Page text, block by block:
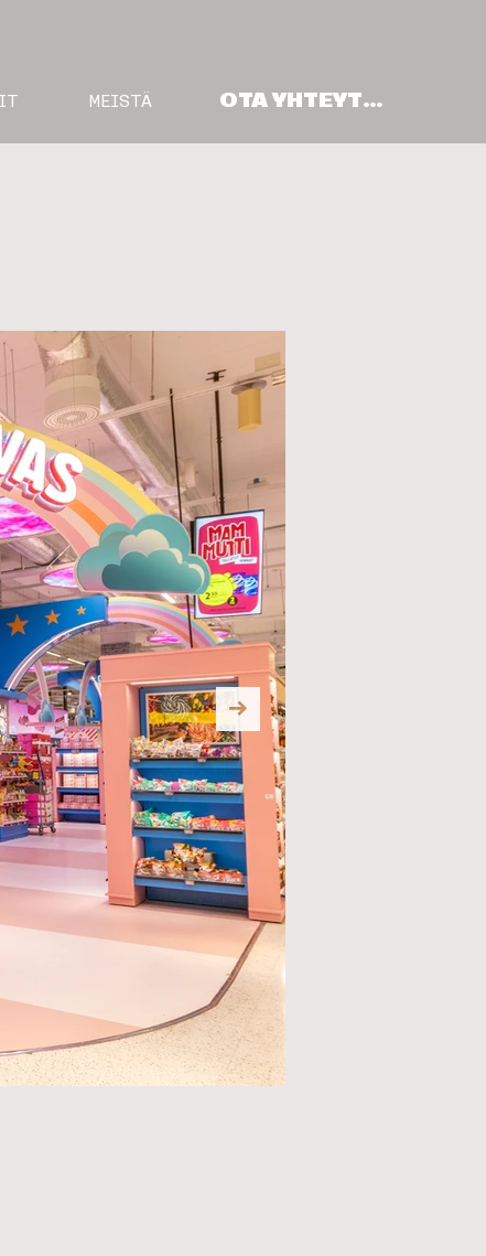
MEISTÄ OTA YHTEYTTÄ